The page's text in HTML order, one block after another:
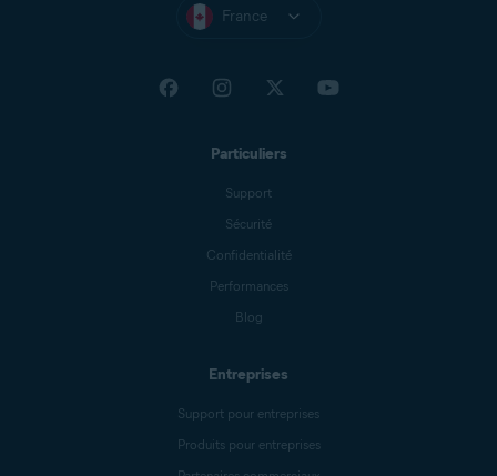
France
Particuliers
Support
Sécurité
Confidentialité
Performances
Blog
Entreprises
Support pour entreprises
Produits pour entreprises